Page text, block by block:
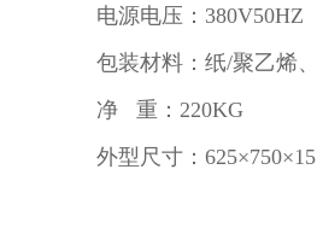
电源电压：
包装材料：纸/聚乙烯
净 重：220KG
外型尺寸：